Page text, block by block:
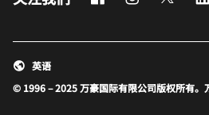
© 1996 – 2025 万豪国际有限公司版权所有。
英语